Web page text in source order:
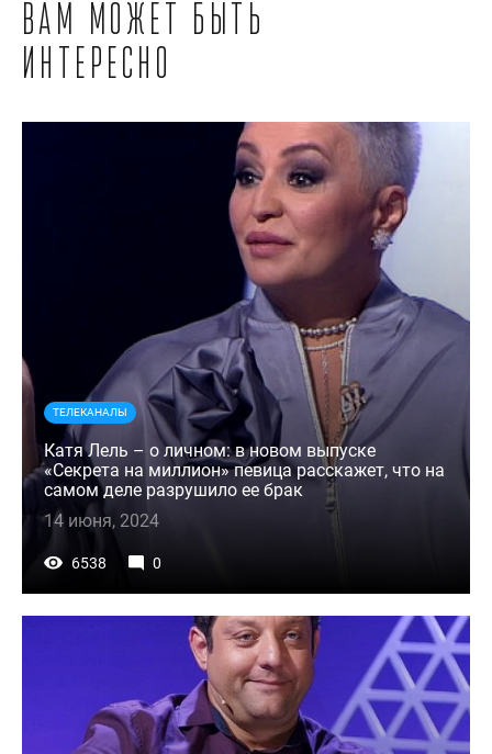
Вам может быть
интересно
ТЕЛЕКАНАЛЫ
Катя Лель – о личном: в новом выпуске
«Секрета на миллион» певица расскажет, что на
самом деле разрушило ее брак
14 июня, 2024
6538 0